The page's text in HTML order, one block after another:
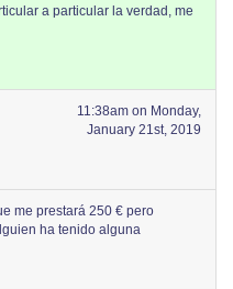
a particular la verdad, me
11:38am on Monday,
January 21st, 2019
me prestará 250 € pero
ha tenido alguna